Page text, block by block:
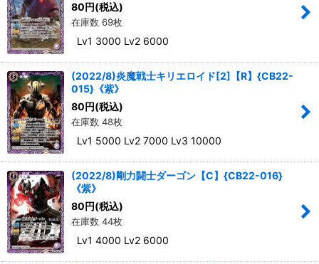
80 円(税込)
在庫数 69枚
Lv1 3000 Lv2 6000
(2022/8)炎魔戦士キリエロイド[2]【R】{CB22-
015}《紫》
80 円(税込)
在庫数 48枚
Lv1 5000 Lv2 7000 Lv3 10000
(2022/8)剛力闘士ダーゴン【C】{CB22-016}
《紫》
80 円(税込)
在庫数 44枚
Lv1 4000 Lv2 6000